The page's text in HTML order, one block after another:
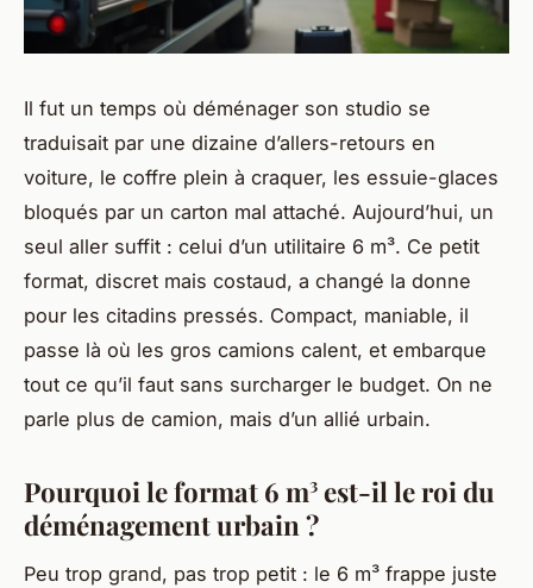
Il fut un temps où déménager son studio se
traduisait par une dizaine d’allers-retours en
voiture, le coffre plein à craquer, les essuie-glaces
bloqués par un carton mal attaché. Aujourd’hui, un
seul aller suffit : celui d’un utilitaire 6 m³. Ce petit
format, discret mais costaud, a changé la donne
pour les citadins pressés. Compact, maniable, il
passe là où les gros camions calent, et embarque
tout ce qu’il faut sans surcharger le budget. On ne
parle plus de camion, mais d’un allié urbain.
Pourquoi le format 6 m³ est-il le roi du
déménagement urbain ?
Peu trop grand, pas trop petit : le 6 m³ frappe juste